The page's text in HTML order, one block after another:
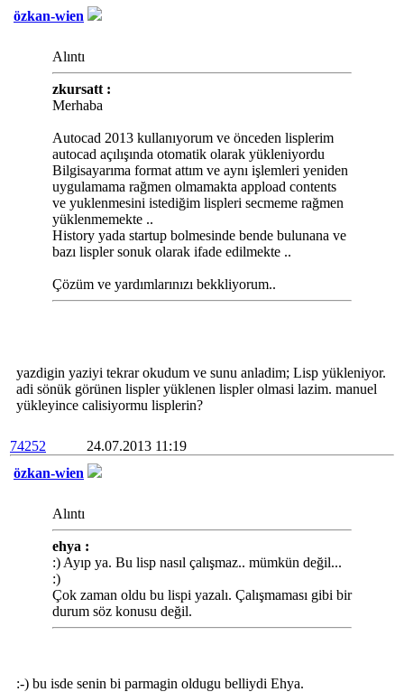
özkan-wien
Alıntı
zkursatt :
Merhaba
Autocad 2013 kullanıyorum ve önceden lisplerim
autocad açılışında otomatik olarak yükleniyordu
Bilgisayarıma format attım ve aynı işlemleri yeniden
uygulamama rağmen olmamakta appload contents
ve yuklenmesini istediğim lispleri secmeme rağmen
yüklenmemekte ..
History yada startup bolmesinde bende bulunana ve
bazı lispler sonuk olarak ifade edilmekte ..
Çözüm ve yardımlarınızı bekkliyorum..
yazdigin yaziyi tekrar okudum ve sunu anladim; Lisp yükleniyor.
adi sönük görünen lispler yüklenen lispler olmasi lazim. manuel
yükleyince calisiyormu lisplerin?
74252
24.07.2013 11:19
özkan-wien
Alıntı
ehya :
:) Ayıp ya. Bu lisp nasıl çalışmaz.. mümkün değil...
:)
Çok zaman oldu bu lispi yazalı. Çalışmaması gibi bir
durum söz konusu değil.
:-) bu isde senin bi parmagin oldugu belliydi Ehya.